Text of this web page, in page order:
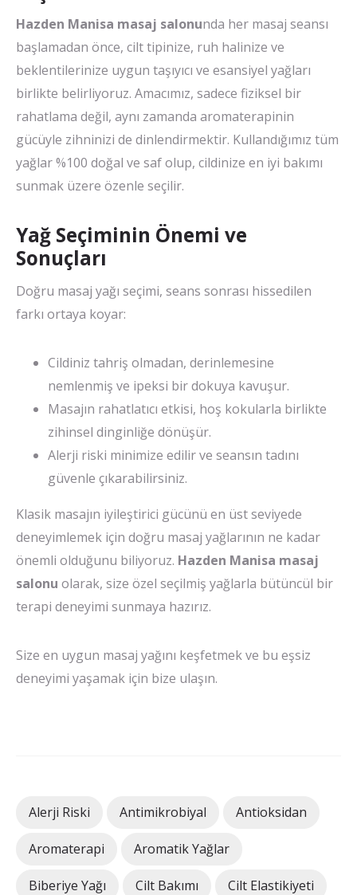
Hazden Manisa masaj salonunda her masaj seansı
başlamadan önce, cilt tipinize, ruh halinize ve
beklentilerinize uygun taşıyıcı ve esansiyel yağları
birlikte belirliyoruz. Amacımız, sadece fiziksel bir
rahatlama değil, aynı zamanda aromaterapinin
gücüyle zihninizi de dinlendirmektir. Kullandığımız tüm
yağlar %100 doğal ve saf olup, cildinize en iyi bakımı
sunmak üzere özenle seçilir.
Yağ Seçiminin Önemi ve
Sonuçları
Doğru masaj yağı seçimi, seans sonrası hissedilen
farkı ortaya koyar:
Cildiniz tahriş olmadan, derinlemesine
nemlenmiş ve ipeksi bir dokuya kavuşur.
Masajın rahatlatıcı etkisi, hoş kokularla birlikte
zihinsel dinginliğe dönüşür.
Alerji riski minimize edilir ve seansın tadını
güvenle çıkarabilirsiniz.
Klasik masajın iyileştirici gücünü en üst seviyede
deneyimlemek için doğru masaj yağlarının ne kadar
önemli olduğunu biliyoruz. Hazden Manisa masaj
salonu olarak, size özel seçilmiş yağlarla bütüncül bir
terapi deneyimi sunmaya hazırız.
Size en uygun masaj yağını keşfetmek ve bu eşsiz
deneyimi yaşamak için bize ulaşın.
Alerji Riski Antimikrobiyal Antioksidan
Aromaterapi Aromatik Yağlar
Biberiye Yağı Cilt Bakımı Cilt Elastikiyeti